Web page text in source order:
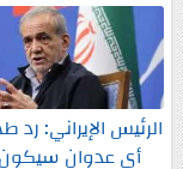
الرئيس الإيراني:
أي عدوان